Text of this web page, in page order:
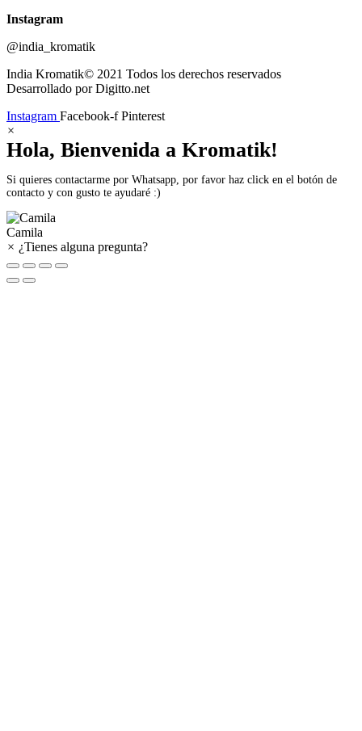
Instagram
@india_kromatik
India Kromatik© 2021 Todos los derechos reservados
Desarrollado por Digitto.net
Instagram Facebook-f Pinterest
×
Hola, Bienvenida a Kromatik!
Si quieres contactarme por Whatsapp, por favor haz click en el botón de
contacto y con gusto te ayudaré :)
Camila
× ¿Tienes alguna pregunta?